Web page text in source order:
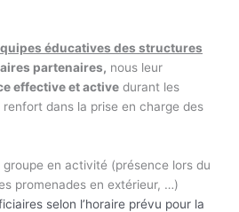
éducatives des structures
partenaires, nous leur
effective et active durant les
dans la prise en charge des
en activité (présence lors du
promenades en extérieur, …)
selon l’horaire prévu pour la